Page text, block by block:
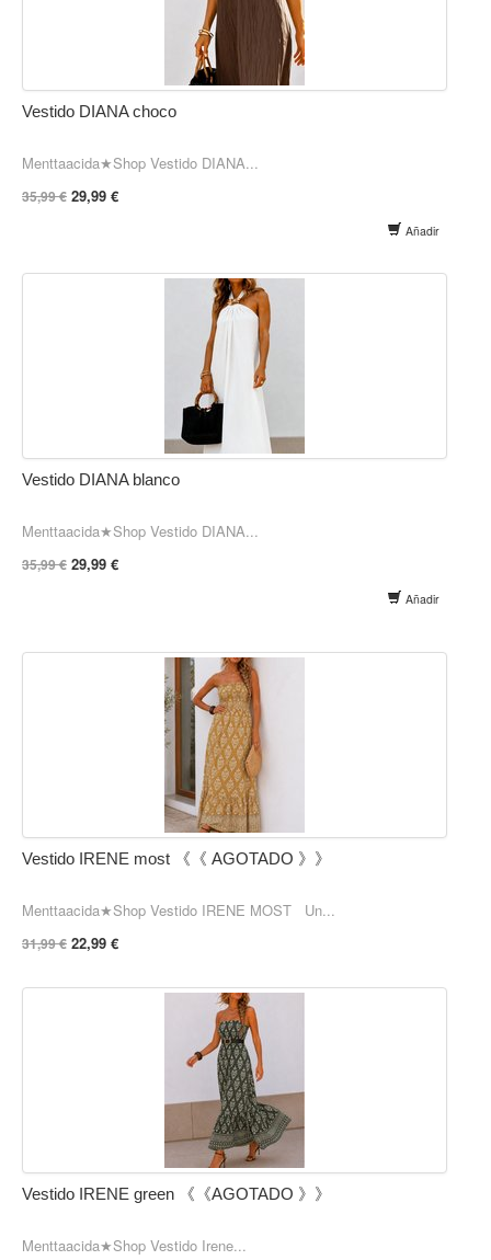
Vestido DIANA choco
Menttaacida★Shop Vestido DIANA...
35,99 € 29,99 €
Añadir
Vestido DIANA blanco
Menttaacida★Shop Vestido DIANA...
35,99 € 29,99 €
Añadir
Vestido IRENE most 《《 AGOTADO 》》
Menttaacida★Shop Vestido IRENE MOST Un...
31,99 € 22,99 €
Vestido IRENE green 《《AGOTADO 》》
Menttaacida★Shop Vestido Irene...